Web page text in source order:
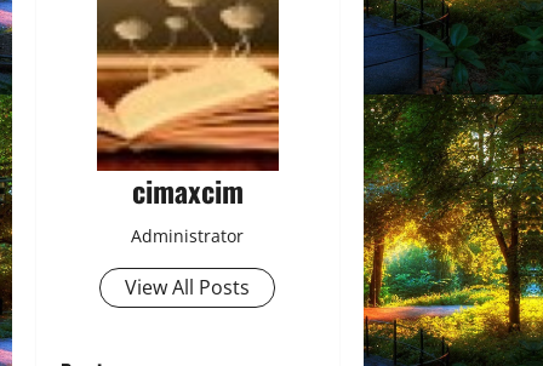
cimaxcim
Administrator
View All Posts